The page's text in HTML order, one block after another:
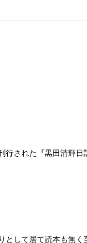
行された『黒田清輝
して居て読本も無く